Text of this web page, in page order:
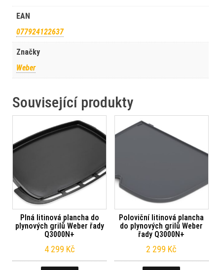
EAN
077924122637
Značky
Weber
Související produkty
Plná litinová plancha do
plynových grilů Weber řady
Q3000N+
4 299 Kč
Poloviční litinová plancha
do plynových grilů Weber
řady Q3000N+
2 299 Kč